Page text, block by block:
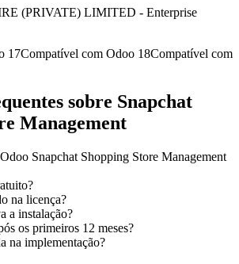
(PRIVATE) LIMITED - Enterprise
17Compatível com Odoo 18Compatível com
sobre Snapchat
Management
Snapchat Shopping Store Management
na licença?
a instalação?
os primeiros 12 meses?
na implementação?